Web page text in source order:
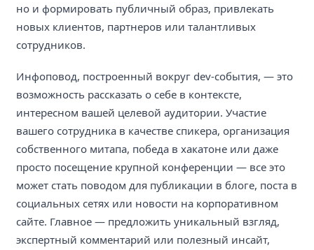
но и формировать публичный образ, привлекать
новых клиентов, партнеров или талантливых
сотрудников.
Инфоповод, построенный вокруг dev-события, — это
возможность рассказать о себе в контексте,
интересном вашей целевой аудитории. Участие
вашего сотрудника в качестве спикера, организация
собственного митапа, победа в хакатоне или даже
просто посещение крупной конференции — все это
может стать поводом для публикации в блоге, поста в
социальных сетях или новости на корпоративном
сайте. Главное — предложить уникальный взгляд,
экспертный комментарий или полезный инсайт,